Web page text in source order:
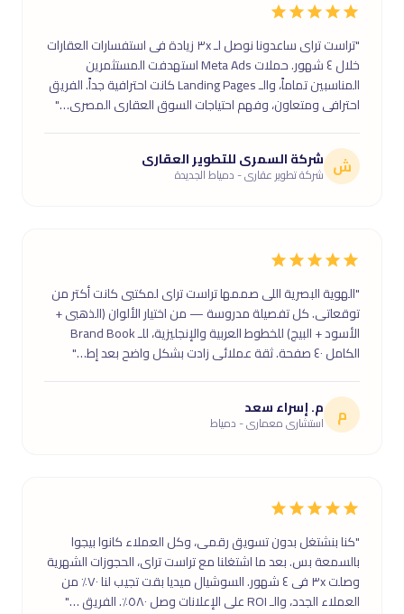
"تراست تراى ساعدونا نوصل لـ ٣x زيادة فى استفسارات العقارات
خلال ٤ شهور. حملات Meta Ads استهدفت المستثمرين
المناسبين تماماً، والـ Landing Pages كانت احترافية جداً. الفريق
احترافى ومتعاون، وفهم احتياجات السوق العقارى المصرى…"
ش شركة السمرى للتطوير العقارى
شركة تطوير عقارى - دمياط الجديدة
"الهوية البصرية اللى صممها تراست تراى لمكتبى كانت أكتر من
توقعاتى. كل تفصيلة مدروسة — من اختيار الألوان (الذهبى +
الأسود + البيج) للخطوط العربية والإنجليزية، للـ Brand Book
الكامل ٤٠ صفحة. ثقة عملائى زادت بشكل واضح بعد إط…"
م م. إسراء سعد
استشارى معمارى - دمياط
"كنا بنشتغل بدون تسويق رقمى، وكل العملاء كانوا بيجوا
بالسمعة بس. بعد ما اشتغلنا مع تراست تراى، الحجوزات الشهرية
وصلت ٣x فى ٤ شهور. السوشيال ميديا بقت تجيب لنا ٧٠٪ من
العملاء الجدد، والـ ROI على الإعلانات وصل ٥٨٠٪. الفريق …"